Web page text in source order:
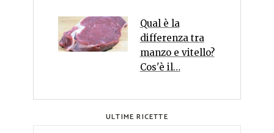
Qual è la
differenza tra
manzo e vitello?
Cos'è il…
ULTIME RICETTE